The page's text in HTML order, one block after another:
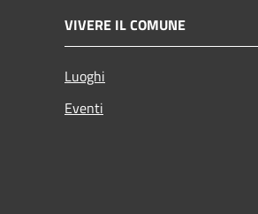
VIVERE IL COMUNE
Luoghi
Eventi